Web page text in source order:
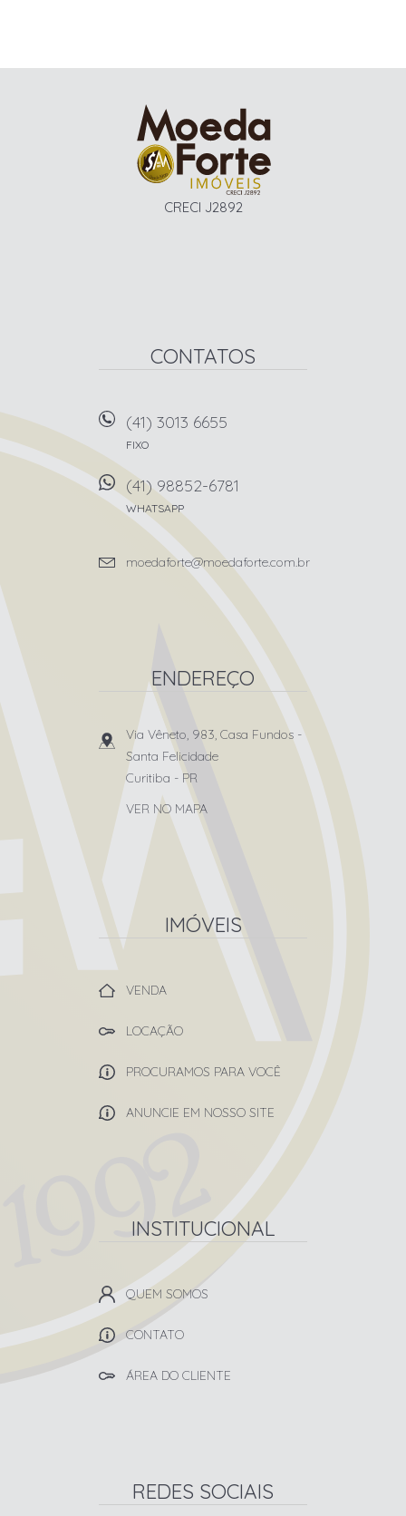
CRECI J2892
CONTATOS
(41) 3013 6655
FIXO
(41) 98852-6781
WHATSAPP
moedaforte@moedaforte.com.br
ENDEREÇO
Via Vêneto, 983, Casa Fundos -
Santa Felicidade
Curitiba - PR
VER NO MAPA
IMÓVEIS
VENDA
LOCAÇÃO
PROCURAMOS PARA VOCÊ
ANUNCIE EM NOSSO SITE
INSTITUCIONAL
QUEM SOMOS
CONTATO
ÁREA DO CLIENTE
REDES SOCIAIS